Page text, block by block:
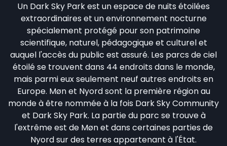
Un Dark Sky Park est un espace de nuits étoilées
extraordinaires et un environnement nocturne
spécialement protégé pour son patrimoine
scientifique, naturel, pédagogique et culturel et
auquel l'accès du public est assuré. Les parcs de ciel
étoilé se trouvent dans 44 endroits dans le monde,
mais parmi eux seulement neuf autres endroits en
Europe. Møn et Nyord sont la première région au
monde à être nommée à la fois Dark Sky Community
et Dark Sky Park. La partie du parc se trouve à
l'extrême est de Møn et dans certaines parties de
Nyord sur des terres appartenant à l'État.